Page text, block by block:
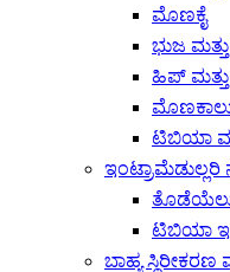
ಮೊಣಕೈ
ಭುಜ
ಹಿಪ್
ಟಿಬಿಯಾ
ಟಿಬಿಯಾ
ಬಾಹ್ಯ ಸ್ಥಿರೀಕರಣ